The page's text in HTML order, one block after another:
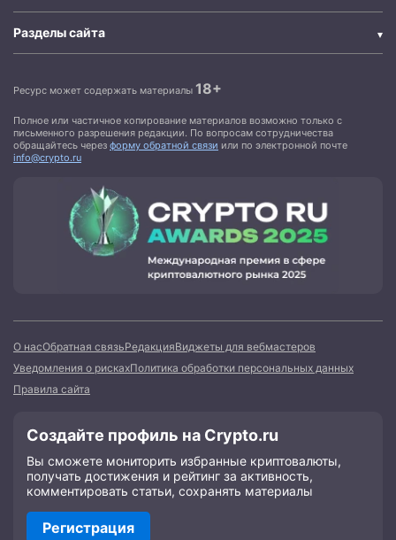
Разделы сайта
Ресурс может содержать материалы 18+
Полное или частичное копирование материалов возможно только с
письменного разрешения редакции. По вопросам сотрудничества
обращайтесь через форму обратной связи или по электронной почте
info@crypto.ru
О насОбратная связьРедакцияВиджеты для вебмастеров
Уведомления о рискахПолитика обработки персональных данных
Правила сайта
Создайте профиль на Crypto.ru
Вы сможете мониторить избранные криптовалюты,
получать достижения и рейтинг за активность,
комментировать статьи, сохранять материалы
Регистрация